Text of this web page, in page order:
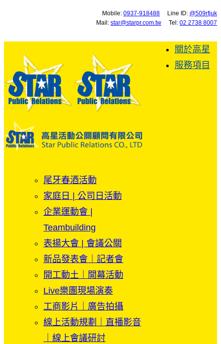
Mobile: 0937-918488 Line ID: @509rfjuk
Mail: star@starpr.com.tw Tel: 02 2738 8007
關於高星
服務項目
尾牙春酒活動
家庭日 | 公司日活動
企業運動會 |
Teambuilding
表揚大會 | 會議公關
新品發表會｜記者會
開工動土｜開幕活動
Live樂團現場演奏
工商影片｜廣告拍攝
線上活動規劃｜直播影音
｜線上會議研討